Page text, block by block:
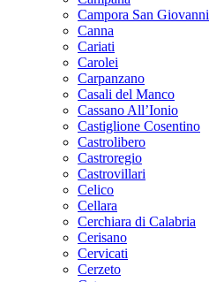
Campora San Giovanni
Canna
Cariati
Carolei
Carpanzano
Casali del Manco
Cassano All’Ionio
Castiglione Cosentino
Castrolibero
Castroregio
Castrovillari
Celico
Cellara
Cerchiara di Calabria
Cerisano
Cervicati
Cerzeto